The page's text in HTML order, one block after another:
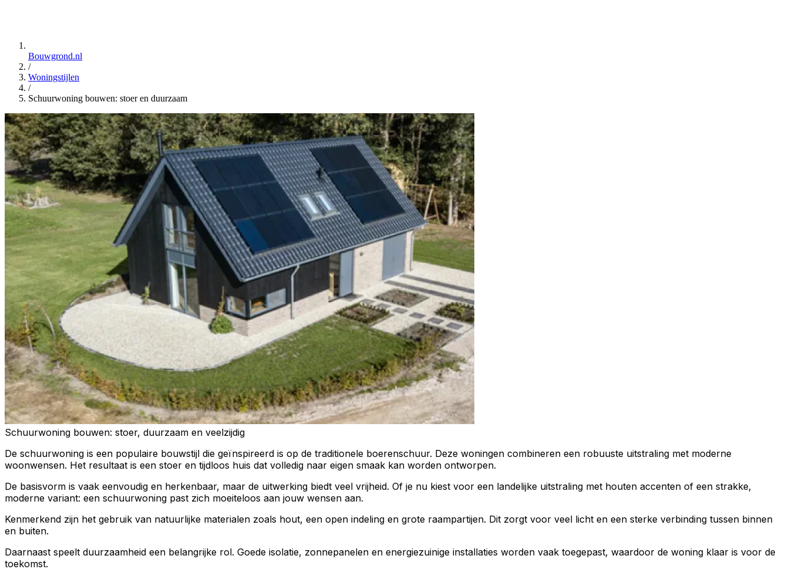
Bouwgrond.nl
/
Woningstijlen
/
Schuurwoning bouwen: stoer en duurzaam
Schuurwoning bouwen: stoer, duurzaam en veelzijdig
De schuurwoning is een populaire bouwstijl die geïnspireerd is op de traditionele boerenschuur. Deze woningen combineren een robuuste uitstraling met moderne
woonwensen. Het resultaat is een stoer en tijdloos huis dat volledig naar eigen smaak kan worden ontworpen.
De basisvorm is vaak eenvoudig en herkenbaar, maar de uitwerking biedt veel vrijheid. Of je nu kiest voor een landelijke uitstraling met houten accenten of een strakke,
moderne variant: een schuurwoning past zich moeiteloos aan jouw wensen aan.
Kenmerkend zijn het gebruik van natuurlijke materialen zoals hout, een open indeling en grote raampartijen. Dit zorgt voor veel licht en een sterke verbinding tussen binnen
en buiten.
Daarnaast speelt duurzaamheid een belangrijke rol. Goede isolatie, zonnepanelen en energiezuinige installaties worden vaak toegepast, waardoor de woning klaar is voor de
toekomst.